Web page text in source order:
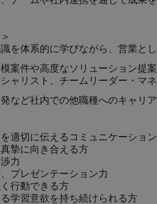
を体系的に学びながら、営業と
案件や高度なソリューション提
ャリスト、チームリーダー・マ
など社内での他職種へのキャリ
適切に伝えるコミュニケーショ
摯に向き合える方
力
プレゼンテーション力
行動できる方
学習意欲を持ち続けられる方